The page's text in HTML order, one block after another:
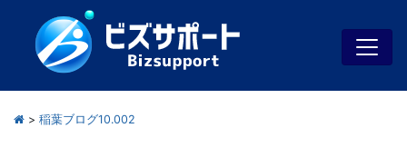
> 稲葉ブログ10.002